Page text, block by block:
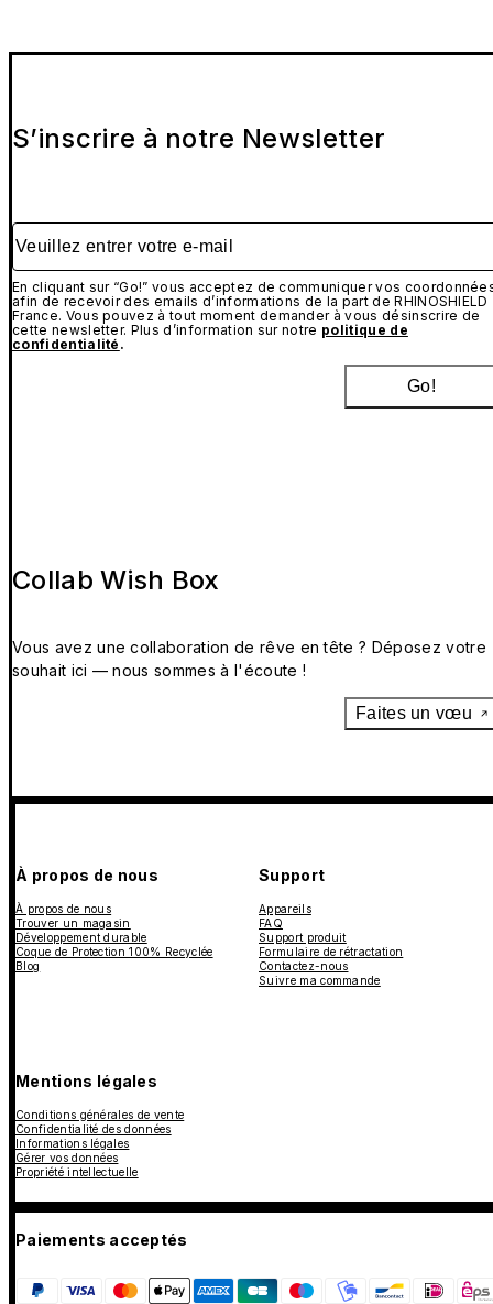
S’inscrire à notre Newsletter
Veuillez entrer votre e-mail
En cliquant sur “Go!” vous acceptez de communiquer vos
afin de recevoir des emails d’informations de la part de RHINOSHIELD
France. Vous pouvez à tout moment demander à vous désinscrire de
cette newsletter. Plus d’information sur notre politique de
confidentialité .
Go!
Collab Wish Box
Vous avez une collaboration de rêve en tête ? Déposez votre
souhait ici — nous sommes à l'écoute !
Faites un vœu
À propos de nous
À propos de nous
Trouver un magasin
Développement durable
Coque de Protection 100% Recyclée
Blog
Support
Appareils
FAQ
Support produit
Formulaire de rétractation
Contactez-nous
Suivre ma commande
Mentions légales
Conditions générales de vente
Confidentialité des données
Informations légales
Gérer vos données
Propriété intellectuelle
Paiements acceptés